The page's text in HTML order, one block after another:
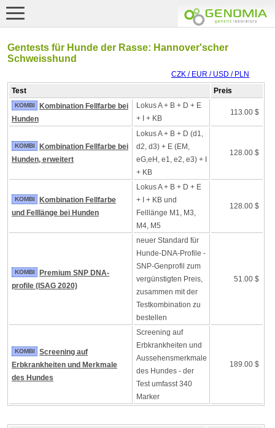
Gentests für Hunde der Rasse: Hannover'scher
Schweisshund
CZK / EUR / USD / PLN
Test
Preis
KOMBI
Kombination Fellfarbe bei
Hunden
Lokus A + B + D + E
+ I + KB
113.00 $
KOMBI
Kombination Fellfarbe bei
Hunden, erweitert
Lokus A + B + D (d1,
d2, d3) + E (EM,
eG,eH, e1, e2, e3) + I
+ KB
128.00 $
KOMBI
Kombination Fellfarbe
und Felllänge bei Hunden
Lokus A + B + D + E
+ I + KB und
Felllänge M1, M3,
M4, M5
128.00 $
KOMBI
Premium SNP DNA-
profile (ISAG 2020)
neuer Standard für
Hunde-DNA-Profile -
SNP-Genprofil zum
vergünstigten Preis,
zusammen mit der
Testkombination zu
bestellen
51.00 $
KOMBI
Screening auf
Erbkrankheiten und Merkmale
des Hundes
Screening auf
Erbkrankheiten und
Aussehensmerkmale
des Hundes - der
Test umfasst 340
Marker
189.00 $